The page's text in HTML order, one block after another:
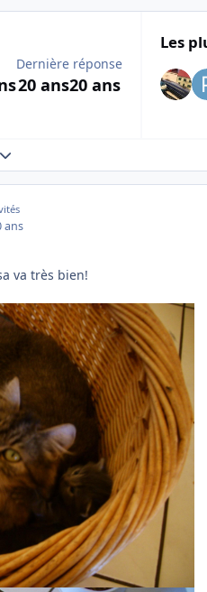
Dernière réponse
20 ans20 ans
Les
Expand topic overview
ans
va très bien!